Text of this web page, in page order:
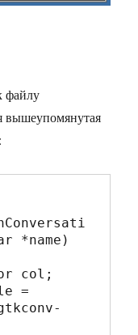
файлу
вышеупомянутая
*name)